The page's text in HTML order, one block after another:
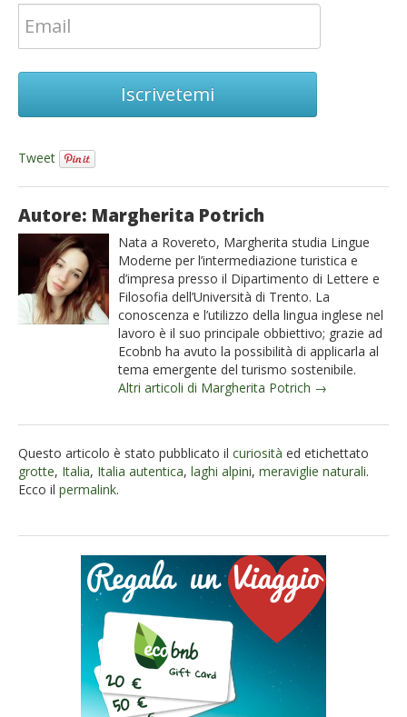
Iscrivetemi
Tweet
Autore: Margherita Potrich
Nata a Rovereto, Margherita studia Lingue
Moderne per l’intermediazione turistica e
d’impresa presso il Dipartimento di Lettere e
Filosofia dell’Università di Trento. La
conoscenza e l’utilizzo della lingua inglese nel
lavoro è il suo principale obbiettivo; grazie ad
Ecobnb ha avuto la possibilità di applicarla al
tema emergente del turismo sostenibile.
Altri articoli di Margherita Potrich →
Questo articolo è stato pubblicato il curiosità ed etichettato
grotte, Italia, Italia autentica, laghi alpini, meraviglie naturali.
Ecco il permalink.